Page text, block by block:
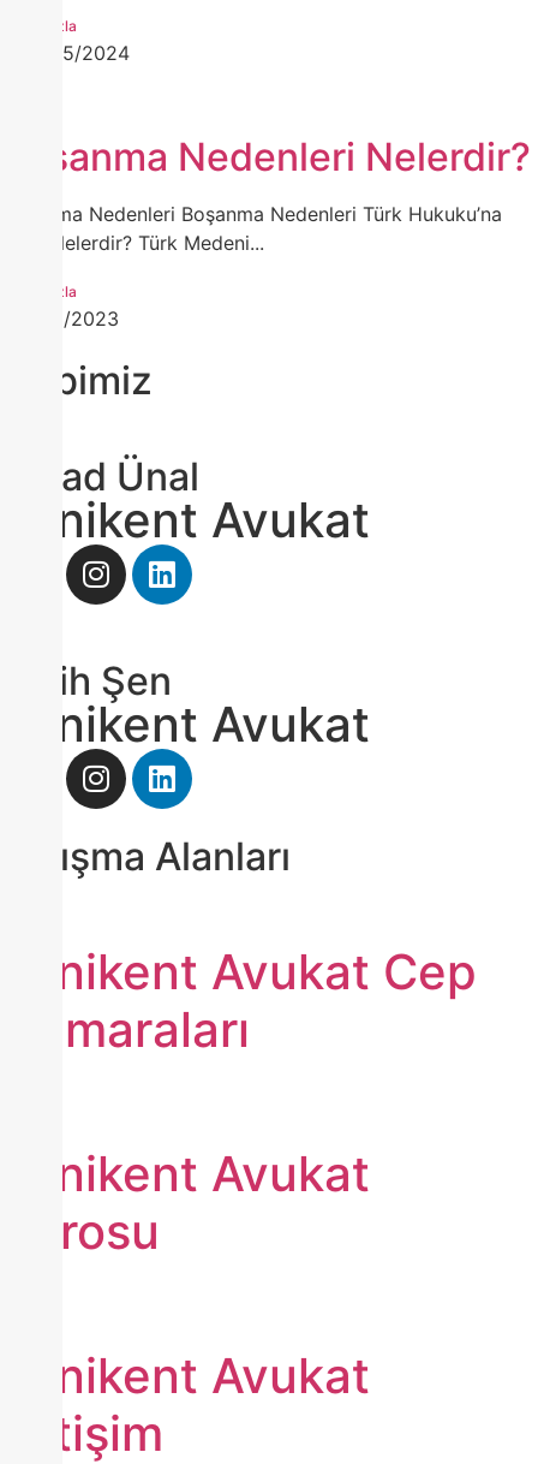
Daha Fazla
09/05/2024
Boşanma Nedenleri Nelerdir?
Boşanma Nedenleri Boşanma Nedenleri Türk Hukuku’na
Göre Nelerdir? Türk Medeni...
Daha Fazla
21/11/2023
Ekibimiz
Cihad Ünal
Yenikent Avukat
Fatih Şen
Yenikent Avukat
Çalışma Alanları
Yenikent Avukat Cep
Numaraları
Yenikent Avukat
Bürosu
Yenikent Avukat
İletişim